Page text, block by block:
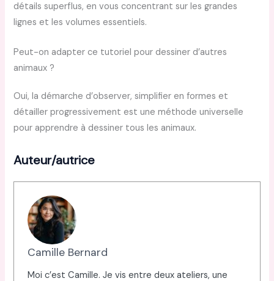
détails superflus, en vous concentrant sur les grandes
lignes et les volumes essentiels.
Peut-on adapter ce tutoriel pour dessiner d’autres
animaux ?
Oui, la démarche d’observer, simplifier en formes et
détailler progressivement est une méthode universelle
pour apprendre à dessiner tous les animaux.
Auteur/autrice
Camille Bernard
Moi c’est Camille. Je vis entre deux ateliers, une